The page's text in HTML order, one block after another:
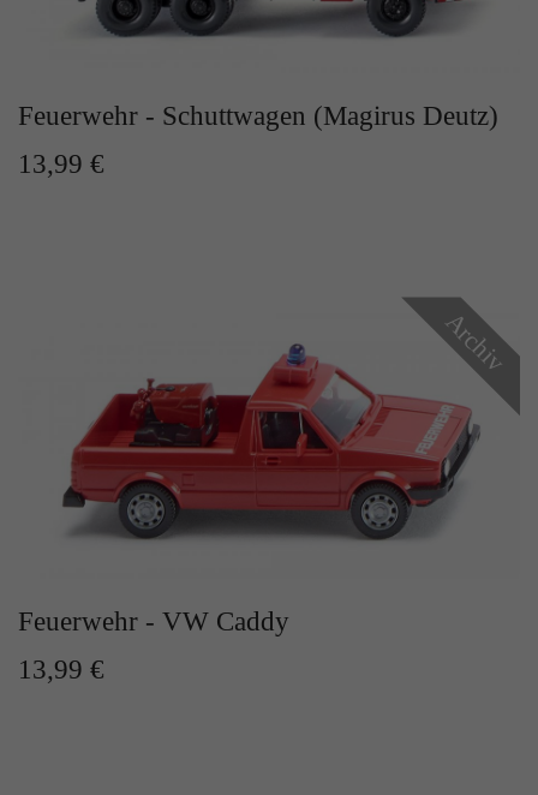
Feuerwehr - Schuttwagen (Magirus Deutz)
13,99 €
Archiv
Feuerwehr - VW Caddy
13,99 €
Zweck
Solange es gesetzt ist, werden bestimmte